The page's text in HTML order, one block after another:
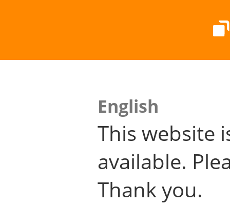
English
This website
available.
Thank you.